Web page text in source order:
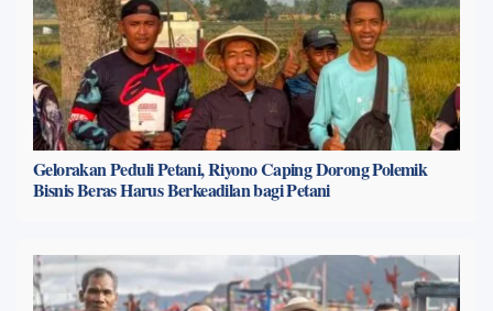
Gelorakan Peduli Petani, Riyono Caping Dorong Polemik
Bisnis Beras Harus Berkeadilan bagi Petani